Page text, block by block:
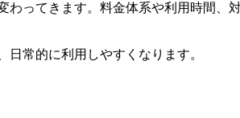
ってきます。料金体系や利用時間、
常的に利用しやすくなります。